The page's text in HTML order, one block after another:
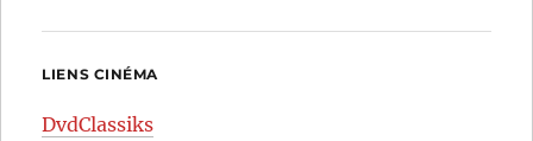
LIENS CINÉMA
DvdClassiks